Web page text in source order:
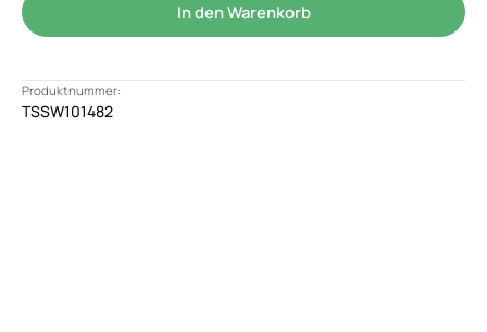
In den Warenkorb
Produktnummer:
TSSW101482